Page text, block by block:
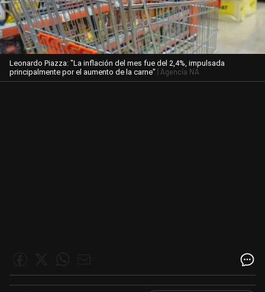
Leonardo Piazza: "La inflación del mes fue del 2,4%, impulsada
principalmente por el aumento de la carne" | Agencia NA